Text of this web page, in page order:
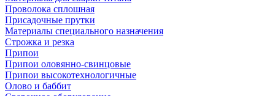
Проволока сплошная
Присадочные прутки
Материалы специального назначения
Строжка и резка
Припои
Припои оловянно-свинцовые
Припои высокотехнологичные
Олово и баббит